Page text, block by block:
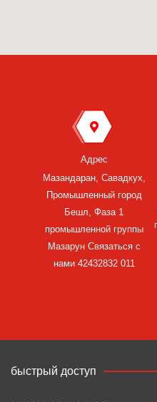
Адрес
Мазандаран, Савадкух,
Промышленный город
Бешл, Фаза 1
промышленной группы
Мазарун Связаться с
нами 42432832 011
быстрый доступ